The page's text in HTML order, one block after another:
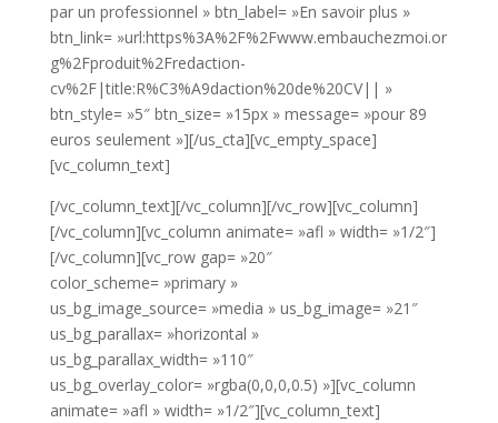
par un professionnel » btn_label= »En savoir plus »
btn_link= »url:https%3A%2F%2Fwww.embauchezmoi.or
g%2Fproduit%2Fredaction-
cv%2F|title:R%C3%A9daction%20de%20CV|| »
btn_style= »5″ btn_size= »15px » message= »pour 89
euros seulement »][/us_cta][vc_empty_space]
[vc_column_text]
[/vc_column_text][/vc_column][/vc_row][vc_column]
[/vc_column][vc_column animate= »afl » width= »1/2″]
[/vc_column][vc_row gap= »20″
color_scheme= »primary »
us_bg_image_source= »media » us_bg_image= »21″
us_bg_parallax= »horizontal »
us_bg_parallax_width= »110″
us_bg_overlay_color= »rgba(0,0,0,0.5) »][vc_column
animate= »afl » width= »1/2″][vc_column_text]